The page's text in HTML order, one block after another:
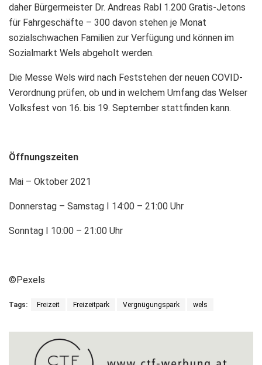
daher Bürgermeister Dr. Andreas Rabl 1.200 Gratis-Jetons
für Fahrgeschäfte – 300 davon stehen je Monat
sozialschwachen Familien zur Verfügung und können im
Sozialmarkt Wels abgeholt werden.
Die Messe Wels wird nach Feststehen der neuen COVID-
Verordnung prüfen, ob und in welchem Umfang das Welser
Volksfest von 16. bis 19. September stattfinden kann.
Öffnungszeiten
Mai – Oktober 2021
Donnerstag – Samstag ǀ 14:00 – 21:00 Uhr
Sonntag ǀ 10:00 – 21:00 Uhr
©Pexels
Tags: Freizeit Freizeitpark Vergnügungspark wels